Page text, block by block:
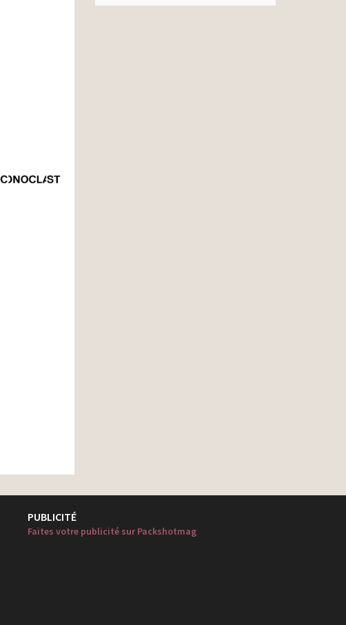
PUBLICITÉ
Faites votre publicité sur Packshotmag